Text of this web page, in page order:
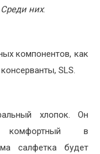
них:
компонентов, как
SLS.
хлопок. Он
в
салфетка будет